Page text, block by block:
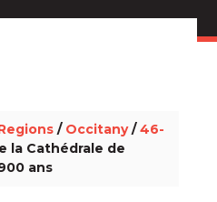
/ Occitany/46-
la Cathédrale de
ans